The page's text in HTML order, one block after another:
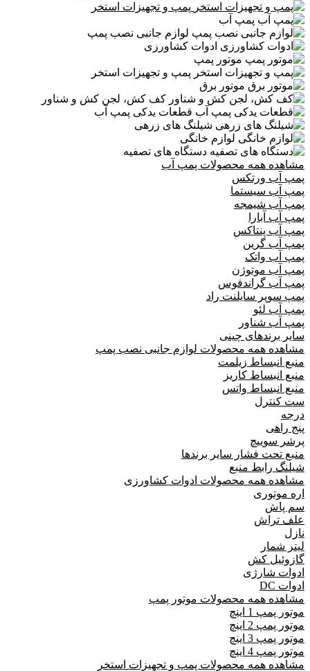
پمپ و تجهیزات استخر
پمپ آب
لوازم جانبی نصب پمپ
ادوات کشاورزی
موتور پمپ
پمپ و تجهیزات استخر
موتور برق
کف کش، لجن کش و شناور
قطعات یدکی پمپ آب
شیلنگ های زرهی
لوازم خانگی
دستگاه های تصفیه
مشاهده همه محصولات پمپ آب
پمپ آب ورتکس
پمپ آب سیستما
پمپ آب شیمجه
پمپ آب آبارا
پمپ آب پنتاکس
پمپ آب گرین
پمپ آب واتک
پمپ آب موتوژن
پمپ آب گراندفوس
پمپ سوپر سایلنت راد
پمپ آب لئو
پمپ آب شناور
سایر برندهای چینی
مشاهده همه محصولات لوازم جانبی نصب پمپ
منبع انبساط زیلمت
منبع انبساط کاریز
منبع انبساط واتس
ست کنترل
درجه
پنج راهی
پرشر سوییچ
منبع تحت فشار سایر برندها
شیلنگ رابط منبع
مشاهده همه محصولات ادوات کشاورزی
اره موتوری
سم پاش
علف تراش
نازل
لیتر شمار
گازوئیل کش
ادوات شارژی
ادوات DC
مشاهده همه محصولات موتور پمپ
موتور پمپ 1 اینچ
موتور پمپ 2 اینچ
موتور پمپ 3 اینچ
موتور پمپ 4 اینچ
مشاهده همه محصولات پمپ و تجهیزات استخر